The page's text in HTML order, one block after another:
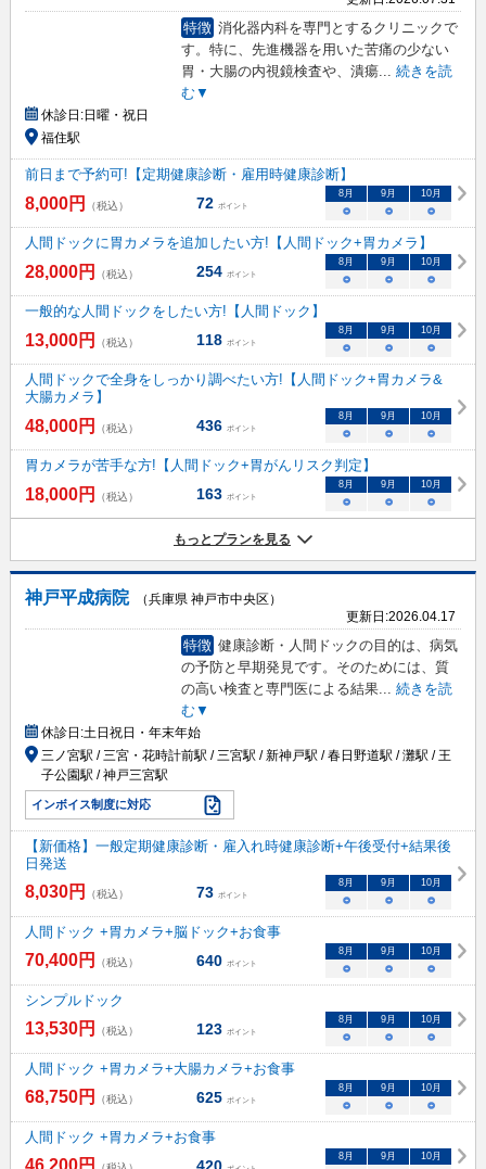
特徴 消化器内科を専門とするクリニックで
す。特に、先進機器を用いた苦痛の少ない
胃・大腸の内視鏡検査や、潰瘍... 続きを読
む▼
休診日:日曜・祝日
福住駅
前日まで予約可!【定期健康診断・雇用時健康診断】
8,000円 （税込） 72 ポイント
8月 9月 10月
○ ○ ○
人間ドックに胃カメラを追加したい方!【人間ドック+胃カメラ】
28,000円 （税込） 254 ポイント
8月 9月 10月
○ ○ ○
一般的な人間ドックをしたい方!【人間ドック】
13,000円 （税込） 118 ポイント
8月 9月 10月
○ ○ ○
人間ドックで全身をしっかり調べたい方!【人間ドック+胃カメラ&
大腸カメラ】
48,000円 （税込） 436 ポイント
8月 9月 10月
○ ○ ○
胃カメラが苦手な方!【人間ドック+胃がんリスク判定】
18,000円 （税込） 163 ポイント
8月 9月 10月
○ ○ ○
もっとプランを見る
神戸平成病院
（兵庫県 神戸市中央区）
更新日:2026.04.17
特徴 健康診断・人間ドックの目的は、病気
の予防と早期発見です。そのためには、質
の高い検査と専門医による結果...
続きを読
む▼
休診日:土日祝日・年末年始
三ノ宮駅 / 三宮・花時計前駅 / 三宮駅 / 新神戸駅 / 春日野道駅 / 灘駅 / 王
子公園駅 / 神戸三宮駅
インボイス制度に対応
【新価格】一般定期健康診断・雇入れ時健康診断+午後受付+結果後
日発送
8,030円 （税込） 73 ポイント
8 月 9 月 10月
○ ○ ○
人間ドック +胃カメラ+脳ドック+お食事
70,400円 （税込） 640 ポイント
8 月 9 月 10月
○ ○ ○
シンプルドック
13,530円 （税込） 123 ポイント
8 月 9 月 10月
○ ○ ○
人間ドック +胃カメラ+大腸カメラ+お食事
68,750円 （税込） 625 ポイント
8 月 9 月 10月
○ ○ ○
人間ドック +胃カメラ+お食事
8 月 9 月 10月